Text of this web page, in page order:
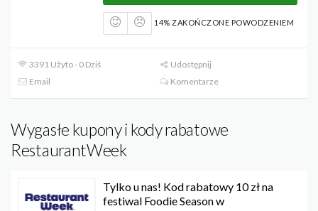
14% ZAKOŃCZONE POWODZENIEM
3391 Użyto - 0 Dziś
Udostępnij
Email
Komentarze
Wygasłe kupony i kody rabatowe
RestaurantWeek
Tylko u nas! Kod rabatowy 10 zł na
festiwal Foodie Season w